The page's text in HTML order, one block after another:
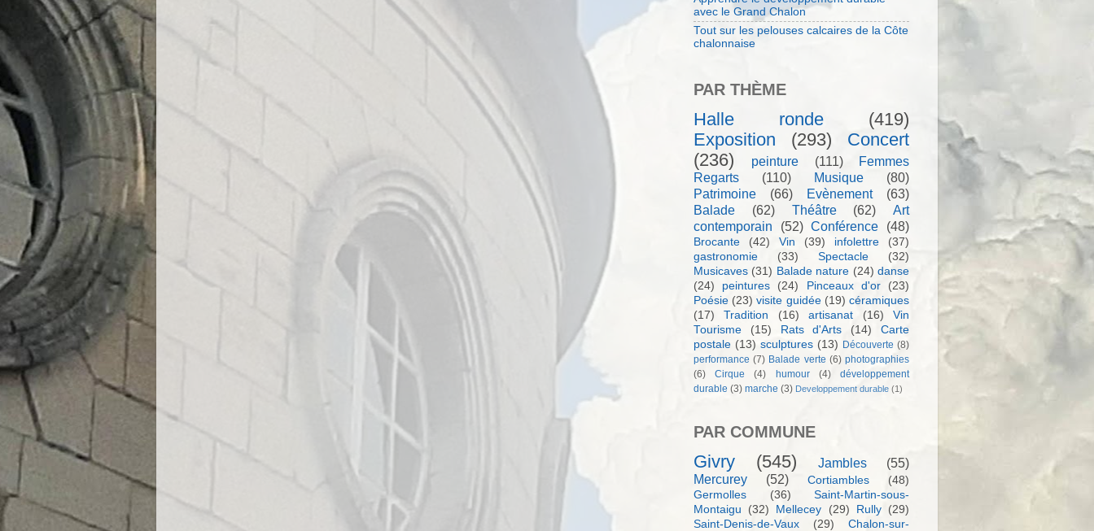
avec le Grand Chalon
Tout sur les pelouses calcaires de la Côte
chalonnaise
PAR THÈME
Halle ronde
(419)
Exposition
(293)
Concert
(236)
peinture (111)
Femmes
Regarts
(110) Musique
(80)
Patrimoine
(66) Evènement
(63)
Balade
(62) Théâtre (62)
Art
contemporain
(52) Conférence (48)
Brocante (42) Vin (39) infolettre
(37)
gastronomie
(33) Spectacle
(32)
Musicaves (31) Balade nature (24) danse
(24)
peintures (24) Pinceaux d'or
(23)
Poésie (23) visite guidée (19) céramiques
(17)
Tradition (16) artisanat (16)
Vin
Tourisme
(15) Rats d'Arts (14)
Carte
postale (13) sculptures (13) Découverte (8)
performance (7) Balade verte (6) photographies
(6)
Cirque (4) humour (4)
développement
durable (3) marche (3) Developpement durable (1)
PAR COMMUNE
Givry (545) Jambles
(55)
Mercurey
(52) Cortiambles
(48)
Germolles
(36)
Saint-Martin-sous-
Montaigu
(32) Mellecey (29) Rully
(29)
Saint-Denis-de-Vaux
(29)
Chalon-sur-